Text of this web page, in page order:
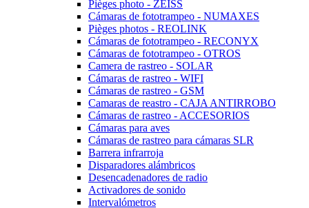
Pièges photo - ZEISS
Cámaras de fototrampeo - NUMAXES
Pièges photos - REOLINK
Cámaras de fototrampeo - RECONYX
Cámaras de fototrampeo - OTROS
Camera de rastreo - SOLAR
Cámaras de rastreo - WIFI
Cámaras de rastreo - GSM
Camaras de reastro - CAJA ANTIRROBO
Cámaras de rastreo - ACCESORIOS
Cámaras para aves
Cámaras de rastreo para cámaras SLR
Barrera infrarroja
Disparadores alámbricos
Desencadenadores de radio
Activadores de sonido
Intervalómetros